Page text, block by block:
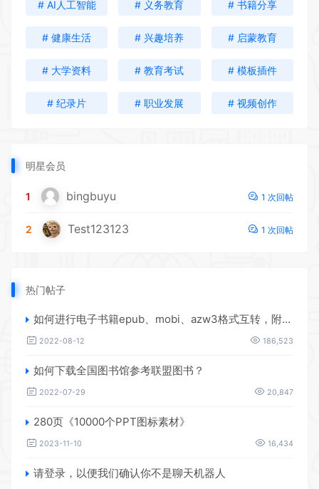
# AI人工智能 # 义务教育 # 书籍分享
# 健康生活 # 兴趣培养 # 启蒙教育
# 大学资料 # 教育考试 # 模板插件
# 纪录片 # 职业发展 # 视频创作
明星会员
1 bingbuyu 1 次回帖
2 Test123123 1 次回帖
热门帖子
如何进行电子书籍epub、mobi、azw3格式互转，附海量电子书籍资源
2022-08-12 186,523
如何下载全国图书馆参考联盟图书？
2022-07-29 20,847
280页《10000个PPT图标素材》
2023-11-10 16,434
请登录，以便我们确认你不是聊天机器人